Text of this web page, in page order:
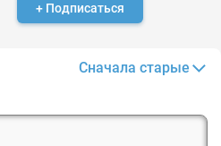
+ Подписаться
Сначала старые